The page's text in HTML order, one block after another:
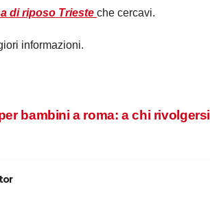
di riposo Trieste che cercavi.
informazioni.
bambini a roma: a chi rivolgersi